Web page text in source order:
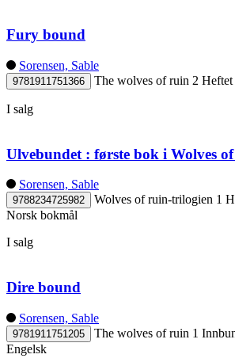
Fury bound
Sorensen, Sable
9781911751366 The wolves of ruin 2 Heftet
I salg
Ulvebundet : første bok i Wolves
Sorensen, Sable
9788234725982 Wolves of ruin-trilogien 1
Norsk bokmål
I salg
Dire bound
Sorensen, Sable
9781911751205 The wolves of ruin 1
Engelsk